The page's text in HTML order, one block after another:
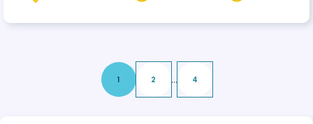
1 2 ... 4